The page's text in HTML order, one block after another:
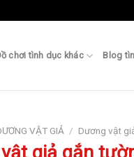
chơi tình dục khác Blog
VẬT GIẢ / Dương vật